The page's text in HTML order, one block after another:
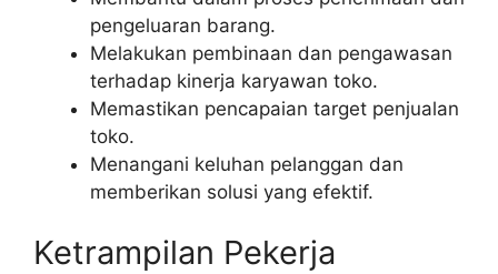
pengeluaran barang.
Melakukan pembinaan dan pengawasan
terhadap kinerja karyawan toko.
Memastikan pencapaian target penjualan
toko.
Menangani keluhan pelanggan dan
memberikan solusi yang efektif.
Ketrampilan Pekerja